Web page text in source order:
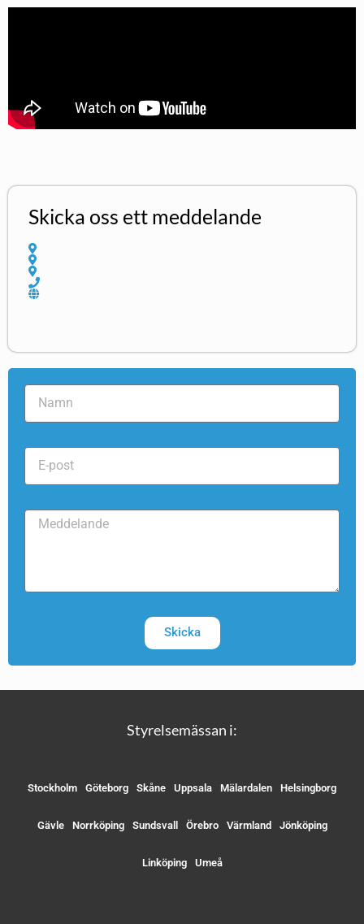
Skicka oss ett meddelande
Skicka
Styrelsemässan i:
Stockholm Göteborg Skåne Uppsala Mälardalen Helsingborg
Gävle Norrköping Sundsvall Örebro Värmland Jönköping
Linköping Umeå